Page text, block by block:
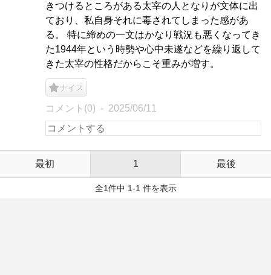
きつけるところがある太宰の人となりが文体に出
ており、私自身それに毒されてしまった感があ
る。 特に締めの一文はかなり戦況も悪くなってき
た1944年という時勢や心中未遂などを繰り返して
きた太宰の性格だからこそ重みが増す。
ナイス
コメント(0) 2025/06/11
最初 1 最後
全1件中 1-1 件を表示